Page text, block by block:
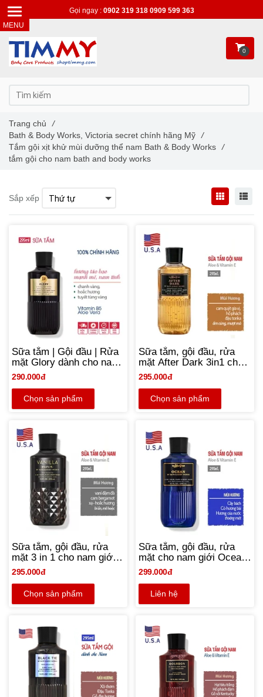
Sắp xếp
Sữa tắm | Gội đầu | Rửa
mặt Glory dành cho nam
3 in 1 - Bath & Body
Works 295ml | Chính
hãng Mỹ
290.000đ
Chọn sản phẩm
Sữa tắm, gội đầu, rửa
mặt After Dark 3in1 cho
nam giới - Bath & Body
Works 295ml | Chính
hãng Mỹ
295.000đ
Chọn sản phẩm
Sữa tắm, gội đầu, rửa
mặt 3 in 1 cho nam giới
Vanilla Noir - Bath and
Body Works chính hãng
Mỹ | 295ml
295.000đ
Chọn sản phẩm
Sữa tắm, gội đầu, rửa
mặt cho nam giới Ocean
(the Men's Shop) - Bath
and Body Works chính
hãng Mỹ | 295ml
299.000đ
Liên hệ
Trang chủ
/
Bath & Body Works, Victoria secret chính hãng Mỹ
/
Tắm gội xịt khử mùi dưỡng thể nam Bath & Body Works
/
tắm gội cho nam bath and body works
Gọi ngay : 0902 319 318 0909 599 363
0